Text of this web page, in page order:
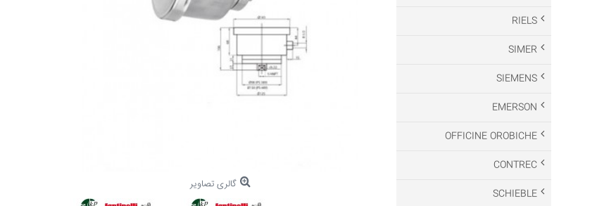
RIELS
SIMER
SIEMENS
EMERSON
OFFICINE OROBICHE
CONTREC
SCHIEBLE
گالری تصاویر